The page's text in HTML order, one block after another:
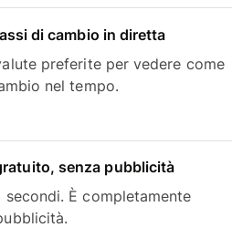
di cambio in diretta
preferite per vedere come
nel tempo.
senza pubblicità
È completamente